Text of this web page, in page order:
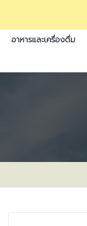
อาหารและเครื่องดื่ม